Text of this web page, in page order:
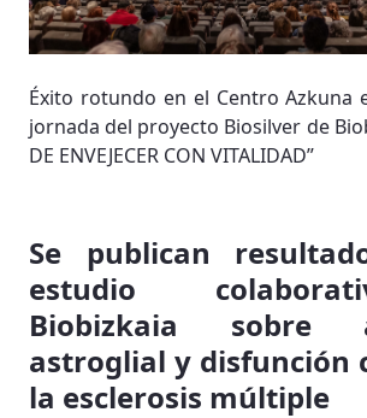
Éxito rotundo en el Centro Azkuna
jornada del proyecto Biosilver de
DE ENVEJECER CON VITALIDAD”
Se publican
estudio
Biobizkaia sobre
astroglial y disfunción
la esclerosis múltiple